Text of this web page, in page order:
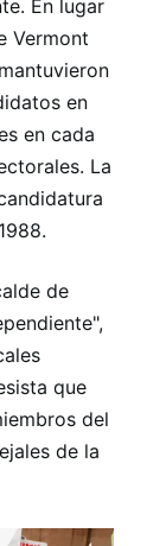
En lugar
Vermont
en
en cada
La
de
que
del
de la